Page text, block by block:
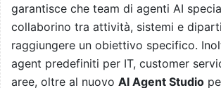
garantisce che team di agenti AI
collaborino tra attività, sistemi e
raggiungere un obiettivo specifico.
agent predefiniti per IT, customer
aree, oltre al nuovo AI Agent Studio